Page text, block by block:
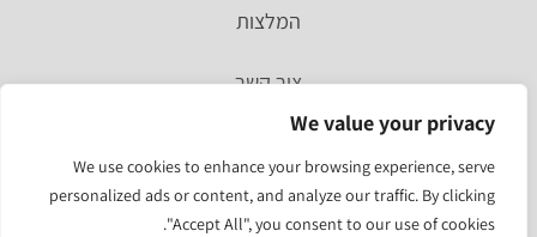
We value your privacy
We use cookies to enhance your browsing experience, serve
personalized ads or content, and analyze our traffic. By clicking
"Accept All", you consent to our use of cookies.
המלצות
צור קשר
מהעיתונות